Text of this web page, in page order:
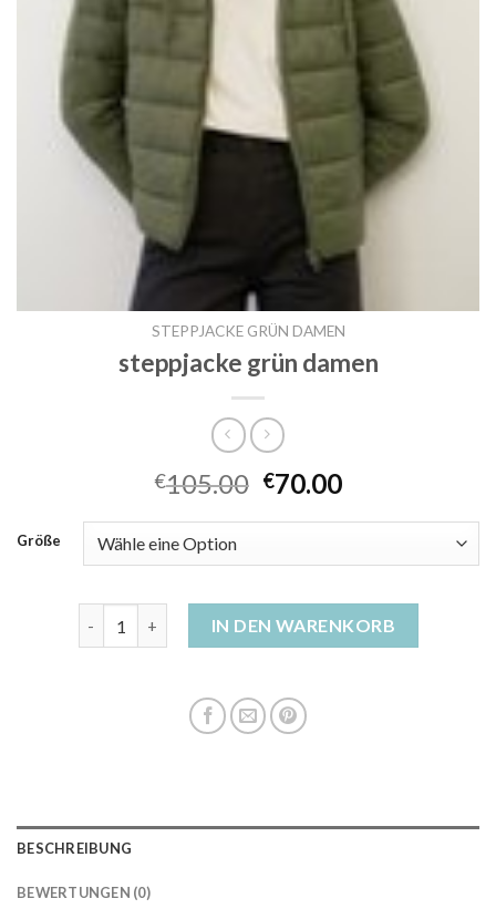
STEPPJACKE GRÜN DAMEN
steppjacke grün damen
€105.00 €70.00
Größe
IN DEN WARENKORB
BESCHREIBUNG
BEWERTUNGEN (0)